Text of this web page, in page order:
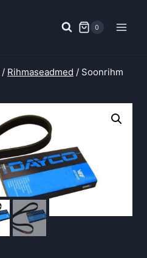
0
/ Rihmaseadmed / Soonrihm